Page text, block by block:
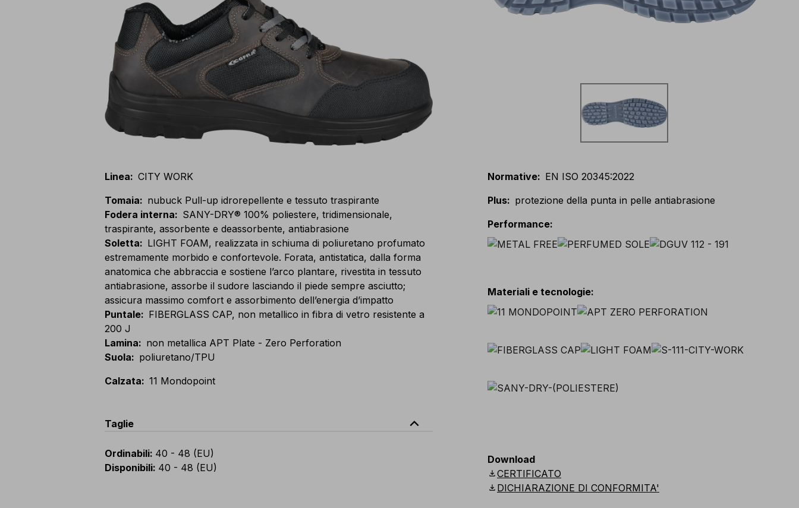
Linea: CITY WORK
Tomaia: nubuck Pull-up idrorepellente e tessuto traspirante
Fodera interna: SANY-DRY® 100% poliestere, tridimensionale,
traspirante, assorbente e deassorbente, antiabrasione
Soletta: LIGHT FOAM, realizzata in schiuma di poliuretano profumato
estremamente morbido e confortevole. Forata, antistatica, dalla forma
anatomica che abbraccia e sostiene l’arco plantare, rivestita in tessuto
antiabrasione, assorbe il sudore lasciando il piede sempre asciutto;
assicura massimo comfort e assorbimento dell’energia d’impatto
Puntale: FIBERGLASS CAP, non metallico in fibra di vetro resistente a
200 J
Lamina: non metallica APT Plate - Zero Perforation
Suola: poliuretano/TPU
Calzata: 11 Mondopoint
Taglie expand_less
Ordinabili: 40 - 48 (EU)
Disponibili: 40 - 48 (EU)
Normative: EN ISO 20345:2022
Plus: protezione della punta in pelle antiabrasione
Performance:
Materiali e tecnologie:
Download
downloadCERTIFICATO
download DICHIARAZIONE DI CONFORMITA'